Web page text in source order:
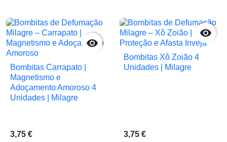

Bombitas Carrapato |
Magnetismo e
Adoçamento Amoroso 4
Unidades | Milagre
3,75 €

Bombitas Xô Zoião 4
Unidades | Milagre
3,75 €